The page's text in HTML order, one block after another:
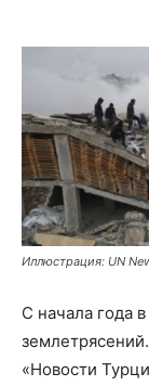
Иллюстрация: UN
С начала года
«Новости